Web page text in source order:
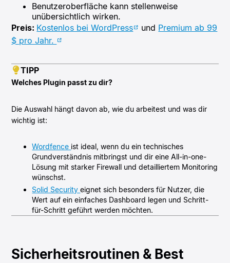
Benutzeroberfläche kann stellenweise
unübersichtlich wirken.​
Preis: Kostenlos bei WordPress und Premium ab 99
$ pro Jahr.
TIPP
Welches Plugin passt zu dir?
Die Auswahl hängt davon ab, wie du arbeitest und was dir
wichtig ist:
Wordfence ist ideal, wenn du ein technisches
Grundverständnis mitbringst und dir eine All-in-one-
Lösung mit starker Firewall und detailliertem Monitoring
wünschst.
Solid Securityeignet sich besonders für Nutzer, die
Wert auf ein einfaches Dashboard legen und Schritt-
für-Schritt geführt werden möchten.
Sicherheitsroutinen & Best